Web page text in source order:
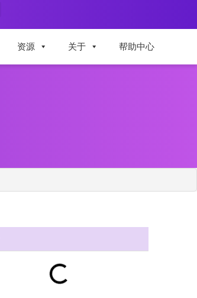
资源 关于 帮助中心